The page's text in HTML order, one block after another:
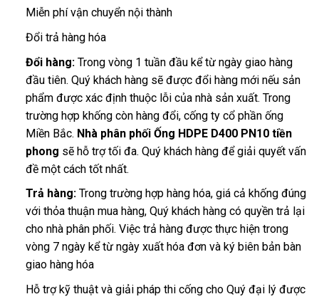
Miễn phí vận chuyển nội thành
Đổi trả hàng hóa
Đổi hàng:Trong vòng 1 tuần đầu kể từ ngày giao hàng
đầu tiên. Quý khách hàng sẽ được đổi hàng mới nếu sản
phẩm được xác định thuộc lỗi của nhà sản xuất. Trong
trường hợp khống còn hàng đổi, cống ty cổ phần ống
Miền Bắc. Nhà phân phối Ống HDPE D400 PN10 tiền
phong sẽ hỗ trợ tối đa. Quý khách hàng để giải quyết vấn
đề một cách tốt nhất.
Trả hàng:Trong trường hợp hàng hóa, giá cả khống đúng
với thỏa thuận mua hàng, Quý khách hàng có quyền trả lại
cho nhà phân phối. Việc trả hàng được thực hiện trong
vòng 7 ngày kể từ ngày xuất hóa đơn và ký biên bản bàn
giao hàng hóa
Hỗ trợ kỹ thuật và giải pháp thi cống cho Quý đại lý được